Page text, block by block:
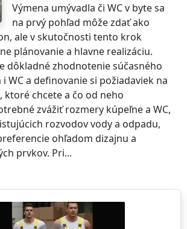
Výmena umývadla či WC v byte sa
na prvý pohľad môže zdať ako
ale v skutočnosti tento krok
plánovanie a hlavne realizáciu.
dôkladné zhodnotenie súčasného
WC a definovanie si požiadaviek na
ktoré chcete a čo od neho
zvážiť rozmery kúpeľne a WC,
rozvodov vody a odpadu,
ohľadom dizajnu a
prvkov. Pri...